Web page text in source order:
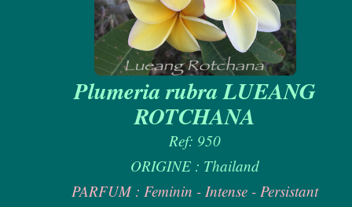
Plumeria rubra LUEANG
ROTCHANA
Ref: 950
ORIGINE : Thailand
PARFUM : Feminin - Intense - Persistant